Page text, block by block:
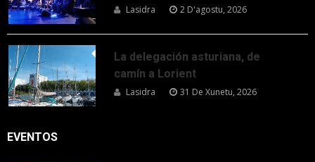
Lasidra 2 D'agostu, 2026
La delegación asturiana, de
camín a Lorient
Lasidra 31 De Xunetu, 2026
EVENTOS